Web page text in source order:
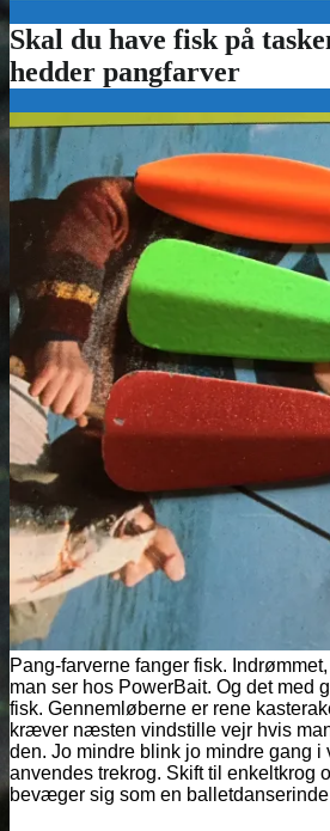
Pang-farverne fanger fisk.
man ser hos PowerBait. Og det med
fisk. Gennemløberne er rene
kræver næsten vindstille vejr hvis
den. Jo mindre blink jo mindre gang i
anvendes trekrog. Skift til enkeltkrog
bevæger sig som en